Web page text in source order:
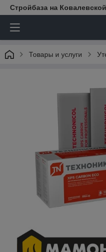
Стройбаза на
Товары и услуги